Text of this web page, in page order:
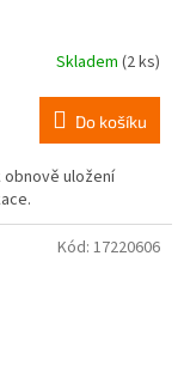
Skladem (2 ks)
Do košíku
obnově uložení
Kód: 17220606